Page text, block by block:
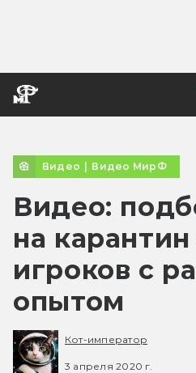
Видео | Видео МирФ
Видео:
на
игроков с
опытом
Кот-император
3 апреля 2020 г.